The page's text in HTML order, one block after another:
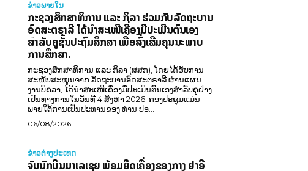
ຂ່າວພາຍ​ໃນ
ກະຊວງສຶກສາທິການ ແລະ ກິລາ ຮ່ວມກັບລັດຖະບານ
ອົດສະຕຣາລີ ໄດ້ນຳສະເໜີເຄື່ອງມືປະເມີນຕົນເອງ
ສຳລັບຄູຊັ້ນປະຖົມສຶກສາ ເພື່ອສົ່ງເສີມຄຸນນະພາບ
ການສຶກສາ.
ກະຊວງສຶກສາທິການ ແລະ ກິລາ (ສສກ), ໂດຍໄດ້ຮັບການ
ສະໜັບສະໜູນຈາກ ລັດຖະບານອົດສະຕຣາລີ ຜ່ານແຜນ
ງານບີຄວາ, ໄດ້ນຳສະເໜີເຄື່ອງມືປະເມີນຕົນເອງສຳລັບຄູຢ່າງ
ເປັນທາງການໃນວັນທີ 4 ສິງຫາ 2026. ກອງປະຊຸມແມ່ນ
ພາຍໃຕ້ການເປັນປະທານຂອງ ທ່ານ ປອ...
06/08/2026
ຂ່າວຕ່າງປະເທດ
ຈັບນັກບິນມາເລເຊຍ ພ້ອມຍຶດເຄື່ອງຂອງກາງ ຢາອີ